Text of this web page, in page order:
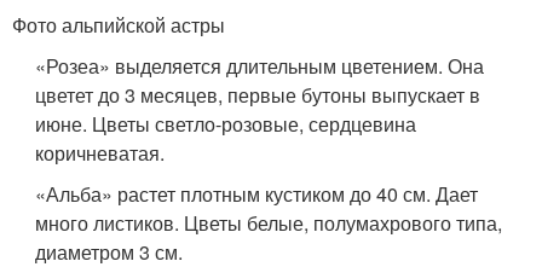
Фото альпийской астры
«Розеа» выделяется длительным цветением. Она
цветет до 3 месяцев, первые бутоны выпускает в
июне. Цветы светло-розовые, сердцевина
коричневатая.
«Альба» растет плотным кустиком до 40 см. Дает
много листиков. Цветы белые, полумахрового типа,
диаметром 3 см.